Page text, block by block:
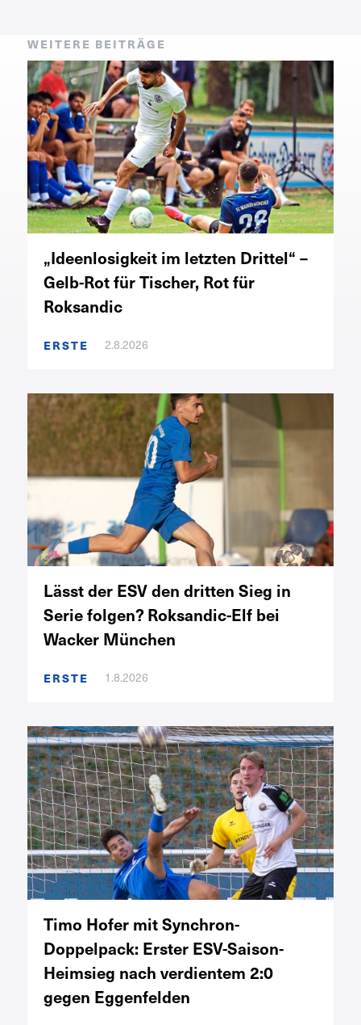
WEITERE BEITRÄGE
„Ideenlosigkeit im letzten Drittel“ –
Gelb-Rot für Tischer, Rot für
Roksandic
ERSTE 2.8.2026
Lässt der ESV den dritten Sieg in
Serie folgen? Roksandic-Elf bei
Wacker München
ERSTE 1.8.2026
Timo Hofer mit Synchron-
Doppelpack: Erster ESV-Saison-
Heimsieg nach verdientem 2:0
gegen Eggenfelden